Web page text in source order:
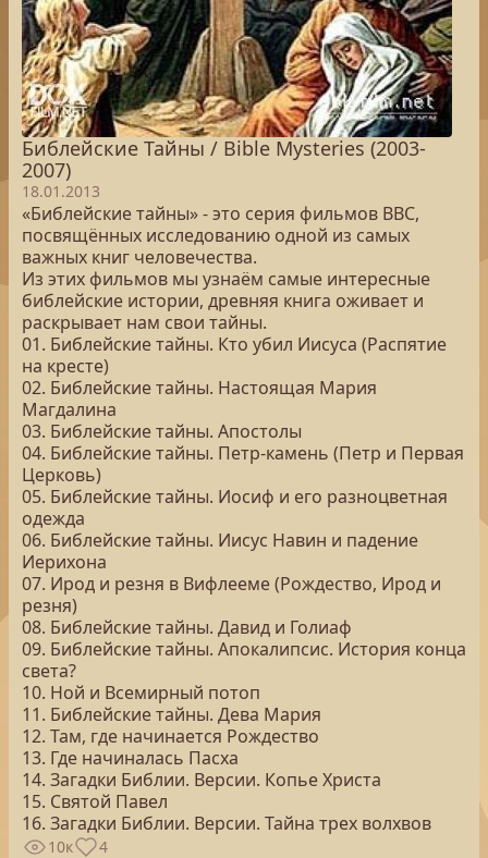
Библейские Тайны / Bible Mysteries (2003-
2007)
18.01.2013
«Библейские тайны» - это серия фильмов BBC,
посвящённых исследованию одной из самых
важных книг человечества.
Из этих фильмов мы узнаём самые интересные
библейские истории, древняя книга оживает и
раскрывает нам свои тайны.
01. Библейские тайны. Кто убил Иисуса (Распятие
на кресте)
02. Библейские тайны. Настоящая Мария
Магдалина
03. Библейские тайны. Апостолы
04. Библейские тайны. Петр-камень (Петр и Первая
Церковь)
05. Библейские тайны. Иосиф и его разноцветная
одежда
06. Библейские тайны. Иисус Навин и падение
Иерихона
07. Ирод и резня в Вифлееме (Рождество, Ирод и
резня)
08. Библейские тайны. Давид и Голиаф
09. Библейские тайны. Апокалипсис. История конца
света?
10. Ной и Всемирный потоп
11. Библейские тайны. Дева Мария
12. Там, где начинается Рождество
13. Где начиналась Пасха
14. Загадки Библии. Версии. Копье Христа
15. Святой Павел
16. Загадки Библии. Версии. Тайна трех волхвов
10к 4